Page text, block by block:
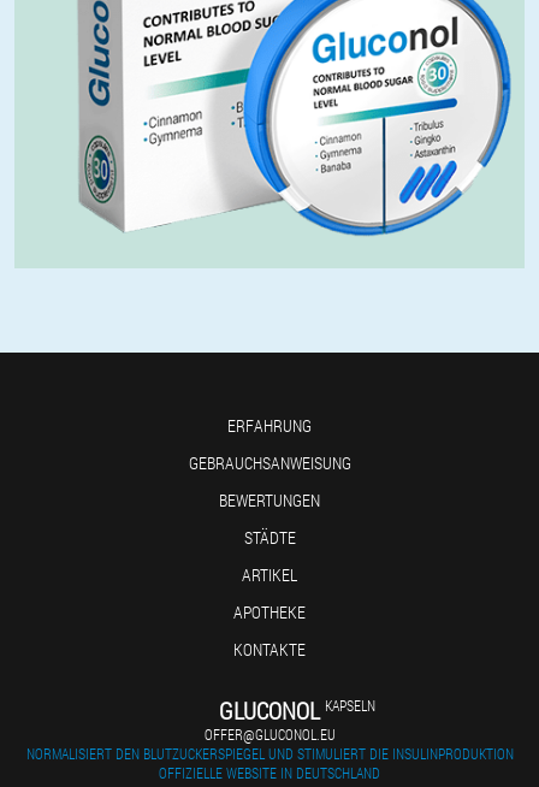
ERFAHRUNG
GEBRAUCHSANWEISUNG
BEWERTUNGEN
STÄDTE
ARTIKEL
APOTHEKE
KONTAKTE
GLUCONOL KAPSELN
OFFER@GLUCONOL.EU
NORMALISIERT DEN BLUTZUCKERSPIEGEL UND STIMULIERT DIE INSULINPRODUKTION
OFFIZIELLE WEBSITE IN DEUTSCHLAND